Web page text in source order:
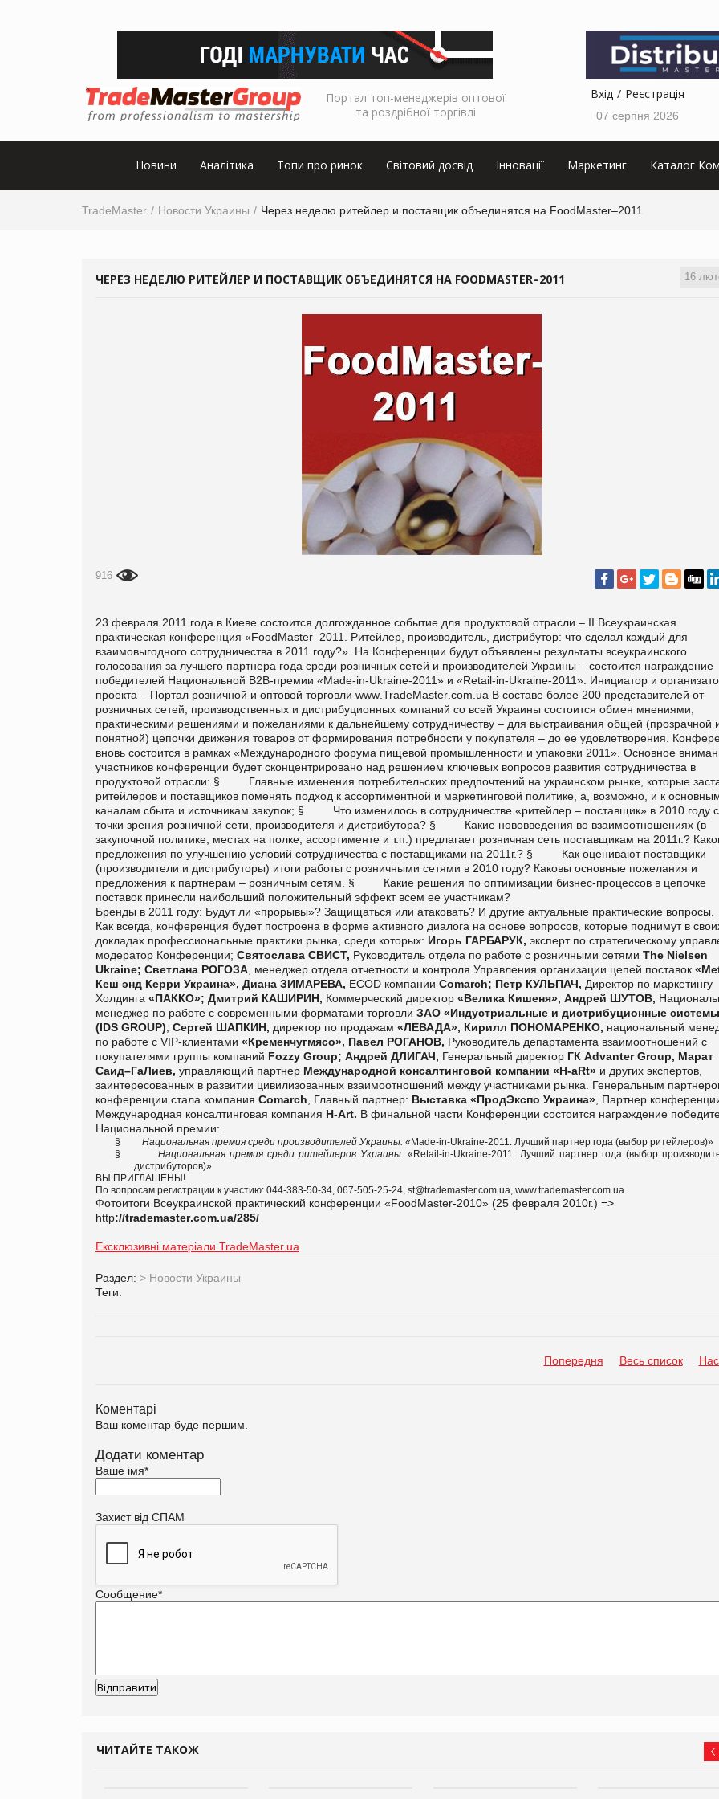
Портал топ-менеджерів оптової
та роздрібної торгівлі
Вхід Реєстрація
07 серпня 2026
Новини Аналітика Топи про ринок Світовий досвід Інновації Маркетинг Каталог
TradeMaster Новости Украины Через неделю ритейлер и поставщик объединятся на FoodMaster–2011
16
ЧЕРЕЗ НЕДЕЛЮ РИТЕЙЛЕР И ПОСТАВЩИК ОБЪЕДИНЯТСЯ НА FOODMASTER–2011
916
23 февраля 2011 года в Киеве состоится долгожданное событие для продуктовой отрасли – II Всеукраинская
практическая конференция «FoodMaster–2011. Ритейлер, производитель, дистрибутор: что сделал каждый для
взаимовыгодного сотрудничества в 2011 году?». На Конференции будут объявлены результаты всеукраинского
голосования за лучшего партнера года среди розничных сетей и производителей Украины – состоится награждение
победителей Национальной В2В-премии «Made-in-Ukraine-2011» и «Retail-in-Ukraine-2011». Инициатор и
проекта – Портал розничной и оптовой торговли www TradeMaster com ua В составе более 200 представителей от
розничных сетей, производственных и дистрибуционных компаний со всей Украины состоится обмен мнениями,
практическими решениями и пожеланиями к дальнейшему сотрудничеству – для выстраивания общей (прозрачной
понятной) цепочки движения товаров от формирования потребности у покупателя – до ее удовлетворения.
вновь состоится в рамках «Международного форума пищевой промышленности и упаковки 2011». Основное
участников конференции будет сконцентрировано над решением ключевых вопросов развития сотрудничества в
продуктовой отрасли: § Главные изменения потребительских предпочтений на украинском рынке, которые
ритейлеров и поставщиков поменять подход к ассортиментной и маркетинговой политике, а, возможно, и к
каналам сбыта и источникам закупок; § Что изменилось в сотрудничестве «ритейлер – поставщик» в 2010 году с
точки зрения розничной сети, производителя и дистрибутора? § Какие нововведения во взаимоотношениях (в
закупочной политике, местах на полке, ассортименте и т.п.) предлагает розничная сеть поставщикам на 2011г.?
предложения по улучшению условий сотрудничества с поставщиками на 2011г.? § Как оценивают поставщики
(производители и дистрибуторы) итоги работы с розничными сетями в 2010 году? Каковы основные пожелания и
предложения к партнерам – розничным сетям. § Какие решения по оптимизации бизнес-процессов в цепочке
поставок принесли наибольший положительный эффект всем ее участникам?
Бренды в 2011 году: Будут ли «прорывы»? Защищаться или атаковать? И другие актуальные практические вопросы.
Как всегда, конференция будет построена в форме активного диалога на основе вопросов, которые поднимут в
докладах профессиональные практики рынка, среди которых: Игорь ГАРБАРУК, эксперт по стратегическому
модератор Конференции; Святослава СВИСТ, Руководитель отдела по работе с розничными сетями The Nielsen
Ukraine; Светлана РОГОЗА , менеджер отдела отчетности и контроля Управления организации цепей поставок «
Кеш энд Керри Украина», Диана ЗИМАРЕВА, ECOD компании Comarch; Петр КУЛЬПАЧ, Директор по маркетингу
Холдинга «ПАККО»; Дмитрий КАШИРИН, Коммерческий директор «Велика Кишеня», Андрей ШУТОВ,
менеджер по работе с современными форматами торговли ЗАО «Индустриальные и дистрибуционные
(IDS GROUP); Сергей ШАПКИН, директор по продажам «ЛЕВАДА», Кирилл ПОНОМАРЕНКО, национальный
по работе с VIP-клиентами «Кременчугмясо», Павел РОГАНОВ, Руководитель департамента взаимоотношений с
покупателями группы компаний Fozzy Group; Андрей ДЛИГАЧ, Генеральный директор ГК Advanter Group, Марат
Саид–ГаЛиев, управляющий партнер Международной консалтинговой компании «H-aRt» и других экспертов,
заинтересованных в развитии цивилизованных взаимоотношений между участниками рынка. Генеральным
конференции стала компания Comarch , Главный партнер: Выставка «ПродЭкспо Украина» , Партнер
Международная консалтинговая компания H-Art. В финальной части Конференции состоится награждение
Национальной премии:
§ Национальная премия среди производителей Украины: «Made-in-Ukraine-2011: Лучший партнер года (выбор ритейлеров)»
§
Национальная премия среди ритейлеров Украины: «Retail-in-Ukraine-2011: Лучший партнер года (выбор
дистрибуторов)»
ВЫ ПРИГЛАШЕНЫ!
По вопросам регистрации к участию: 044-383-50-34, 067-505-25-24, st@trademaster.com.ua, www.trademaster.com.ua
Фотоитоги Всеукраинской практический конференции «FoodMaster-2010» (25 февраля 2010г.) =>
http://trademaster.com.ua/285/
Ексклюзивні матеріали TradeMaster.ua
Раздел: > Новости Украины
Теги:
Попередня Весь список
Коментарі
Ваш коментар буде першим.
Додати коментар
Ваше імя*
Захист від СПАМ
Сообщение*
ЧИТАЙТЕ ТАКОЖ